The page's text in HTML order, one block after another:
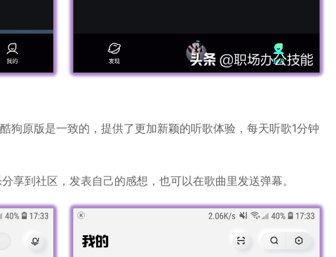
狗原版是一致的，提供了更加新颖的听歌体验，每天听歌1分钟
享到社区，发表自己的感想，也可以在歌曲里发送弹幕。